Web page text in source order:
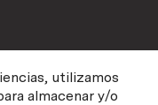
utilizamos
almacenar y/o